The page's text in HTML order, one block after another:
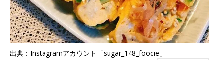
出典：Instagramアカウント「sugar_148_foodie」